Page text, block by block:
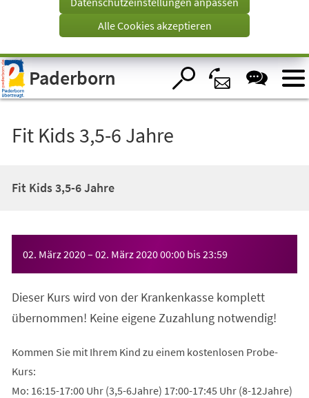
Visuelle
Assistenzsoftware
öffnen.
Alle Cookies akzeptieren
Paderborn
Fit Kids 3,5-6 Jahre
Fit Kids 3,5-6 Jahre
02. März 2020– 02. März 202000:00 bis23:59
Dieser Kurs wird von der Krankenkasse komplett
übernommen! Keine eigene Zuzahlung notwendig!
Kommen Sie mit Ihrem Kind zu einem kostenlosen Probe-
Kurs:
Mo: 16:15-17:00 Uhr (3,5-6Jahre) 17:00-17:45 Uhr (8-12Jahre)